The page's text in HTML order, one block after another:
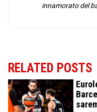
innamorato del
RELATED POSTS